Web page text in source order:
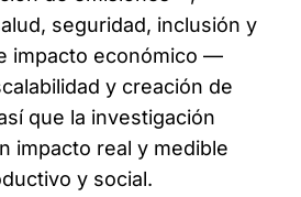
seguridad, inclusión y
impacto económico —
y creación de
que la investigación
impacto real y medible
y social.